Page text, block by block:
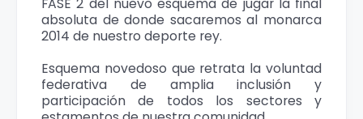
absoluta de donde sacaremos al monarca
2014 de nuestro deporte rey.
Esquema novedoso que retrata la voluntad
federativa de amplia inclusión y
participación de todos los sectores y